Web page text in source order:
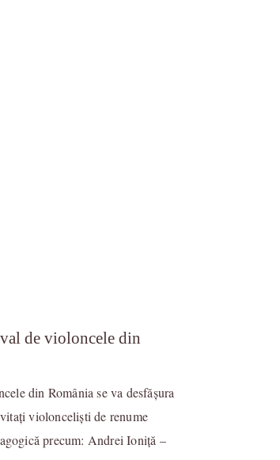
de violoncele din
din România se va desfășura
violonceliști de renume
precum: Andrei Ioniță –